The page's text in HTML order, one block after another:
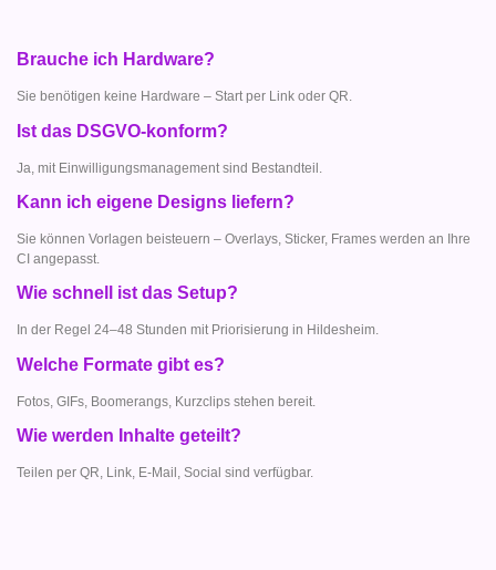
Brauche ich Hardware?
Sie benötigen keine Hardware – Start per Link oder QR.
Ist das DSGVO-konform?
Ja, mit Einwilligungsmanagement sind Bestandteil.
Kann ich eigene Designs liefern?
Sie können Vorlagen beisteuern – Overlays, Sticker, Frames werden an Ihre
CI angepasst.
Wie schnell ist das Setup?
In der Regel 24–48 Stunden mit Priorisierung in Hildesheim.
Welche Formate gibt es?
Fotos, GIFs, Boomerangs, Kurzclips stehen bereit.
Wie werden Inhalte geteilt?
Teilen per QR, Link, E-Mail, Social sind verfügbar.